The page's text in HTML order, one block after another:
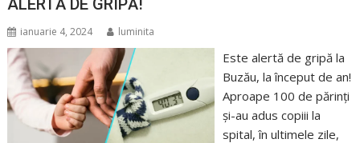
ianuarie 4, 2024 luminita
Este alertă de gripă la
Buzău, la început de an!
Aproape 100 de părinți
și-au adus copiii la
spital, în ultimele zile,